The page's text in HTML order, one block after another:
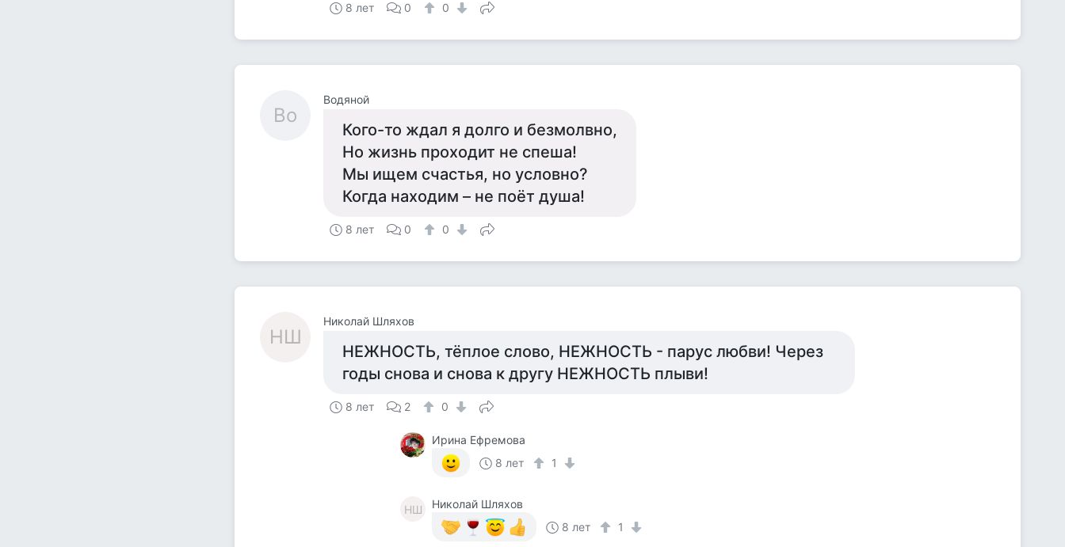
8 лет 0 0
Во
Водяной
Кого-то ждал я долго и безмолвно,
Но жизнь проходит не спеша!
Мы ищем счастья, но условно?
Когда находим – не поёт душа!
8 лет 0 0
НШ
Николай Шляхов
НЕЖНОСТЬ, тёплое слово, НЕЖНОСТЬ - парус любви! Через
годы снова и снова к другу НЕЖНОСТЬ плыви!
8 лет 2 0
Ирина Ефремова
8 лет
1
НШ
Николай Шляхов
8 лет
1